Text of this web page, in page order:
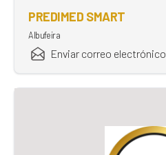
PREDIMED SMART
Albufeira
Enviar correo electrónico